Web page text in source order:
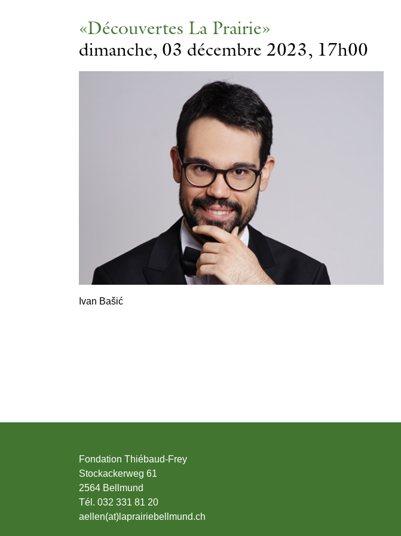
«Découvertes La Prairie»
dimanche, 03 décembre 2023, 17h00
Ivan Bašić
Fondation Thiébaud-Frey
Stockackerweg 61
2564 Bellmund
Tél. 032 331 81 20
aellen(at)laprairiebellmund.ch